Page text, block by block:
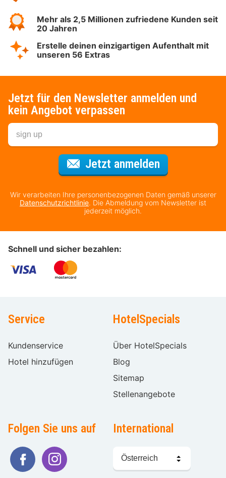
Mehr als 2,5 Millionen zufriedene Kunden seit
20 Jahren
Erstelle deinen einzigartigen Aufenthalt mit
unseren 56 Extras
Jetzt für den Newsletter anmelden und
kein Angebot verpassen
Jetzt anmeldenFür den
Wir verarbeiten Ihre personenbezogenen Daten gemäß unserer
Datenschutzrichtlinie. Die Abmeldung vom Newsletter ist
jederzeit möglich.
Schnell und sicher bezahlen:
Service
Kundenservice
Hotel hinzufügen
HotelSpecials
Über HotelSpecials
Blog
Sitemap
Stellenangebote
Folgen Sie uns auf International
Sprache
wählen